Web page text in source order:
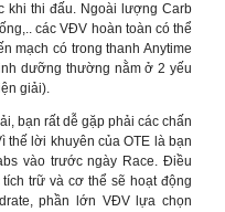
khi thi đấu. Ngoài lượng Carb
các VĐV hoàn toàn có thể
mạch có trong thanh Anytime
dưỡng thường nằm ở 2 yếu
giải).
bạn rất dễ gặp phải các chấn
thế lời khuyên của OTE là bạn
vào trước ngày Race. Điều
trữ và cơ thể sẽ hoạt động
phần lớn VĐV lựa chọn